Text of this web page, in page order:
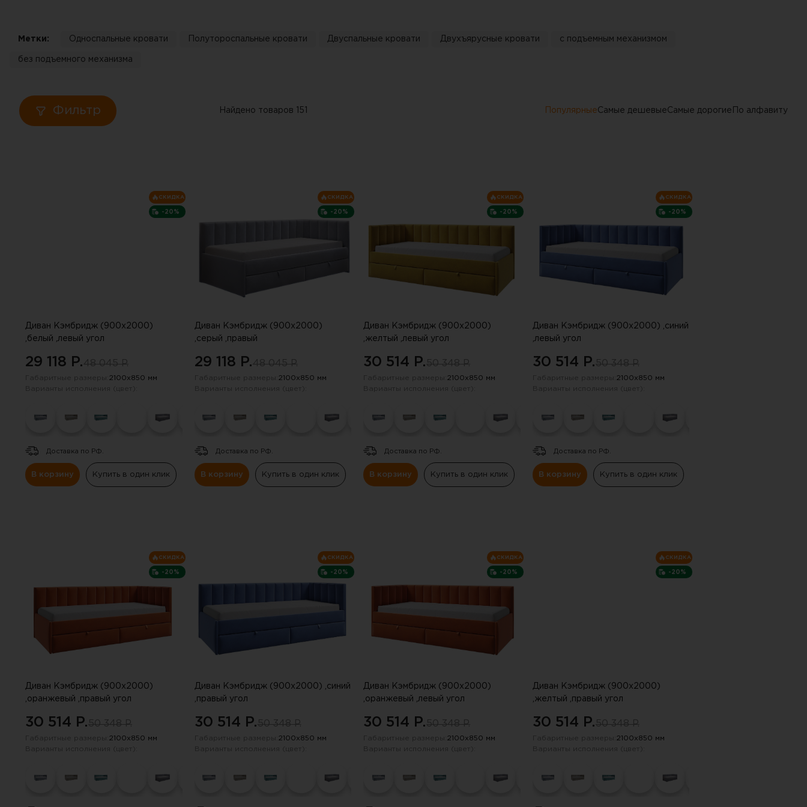
Тумбы
Пуфы
Стеллажи
Консоли
Метки: Односпальные кровати Полутороспальные кровати Двуспальные кровати Двухъярусные кровати с подъемным механизмом
без подъемного механизма
Фильтр Найдено товаров 151 ПопулярныеСамые дешевыеСамые дорогие По алфавиту
-20%
СКИДКА
Диван Кэмбридж (900х2000)
,белый ,левый угол
29 118 P.
2100х850 мм
Доставка по РФ.
В корзину Купить в один клик
-20%
СКИДКА
Диван Кэмбридж (900х2000)
,серый ,правый
29 118 P.
2100х850 мм
Доставка по РФ.
В корзину Купить в один клик
-20%
СКИДКА
Диван Кэмбридж (900х2000)
,желтый ,левый угол
30 514 P.
2100х850 мм
Доставка по РФ.
В корзину Купить в один клик
-20%
СКИДКА
Диван Кэмбридж (900х2000) ,синий
,левый угол
30 514 P.
2100х850 мм
Доставка по РФ.
В корзину Купить в один клик
-20%
СКИДКА
Диван Кэмбридж (900х2000)
,оранжевый ,правый угол
30 514 P.
2100х850 мм
-20%
СКИДКА
Диван Кэмбридж (900х2000) ,синий
,правый угол
30 514 P.
2100х850 мм
-20%
СКИДКА
Диван Кэмбридж (900х2000)
,оранжевый ,левый угол
30 514 P.
2100х850 мм
-20%
СКИДКА
Диван Кэмбридж (900х2000)
,желтый ,правый угол
30 514 P.
2100х850 мм